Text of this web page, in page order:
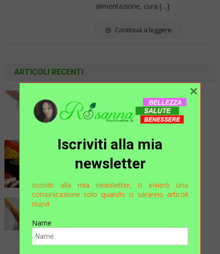
alimentazione, cura […]
Continua a leggere
ARTICOLI RECENTI
…..STRANI DISTURBI
GASTROINTESTINALI!
D.ssa Claudia Bottino
COME SOSTITUIRE IL SALE IN
CUCINA?
Iscriviti alla mia
newsletter
Iscriviti alla mia newsletter, ti invierò una
comunicazione solo quando ci saranno articoli
nuovi.
Name
×